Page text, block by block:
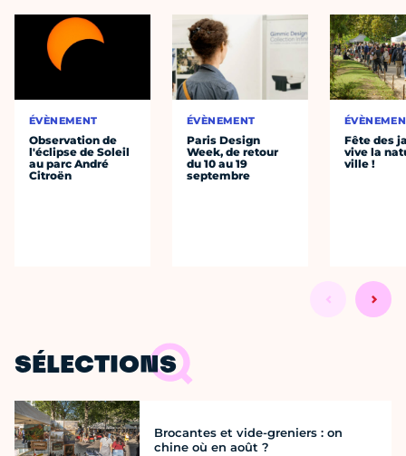
ÉVÈNEMENT
Observation de
l'éclipse de Soleil
au parc André
Citroën
ÉVÈNEMENT
Paris Design
Week, de retour
du 10 au 19
septembre
Fête des
vive la
ville !
SÉLECTIONS
Brocantes et vide-greniers : on
chine où en août ?